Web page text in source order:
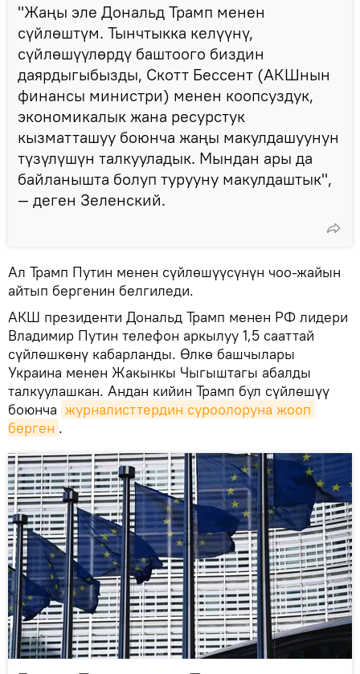
"Жаңы эле Дональд Трамп менен
сүйлөштүм. Тынчтыкка келүүнү,
сүйлөшүүлөрдү баштоого биздин
даярдыгыбызды, Скотт Бессент (АКШнын
финансы министри) менен коопсуздук,
экономикалык жана ресурстук
кызматташуу боюнча жаңы макулдашуунун
түзүлүшүн талкууладык. Мындан ары да
байланышта болуп турууну макулдаштык",
— деген Зеленский.
Ал Трамп Путин менен сүйлөшүүсүнүн чоо-жайын
айтып бергенин белгиледи.
АКШ президенти Дональд Трамп менен РФ лидери
Владимир Путин телефон аркылуу 1,5 сааттай
сүйлөшкөнү кабарланды. Өлкө башчылары
Украина менен Жакынкы Чыгыштагы абалды
талкуулашкан. Андан кийин Трамп бул сүйлөшүү
боюнча журналисттердин суроолоруна жооп
берген .